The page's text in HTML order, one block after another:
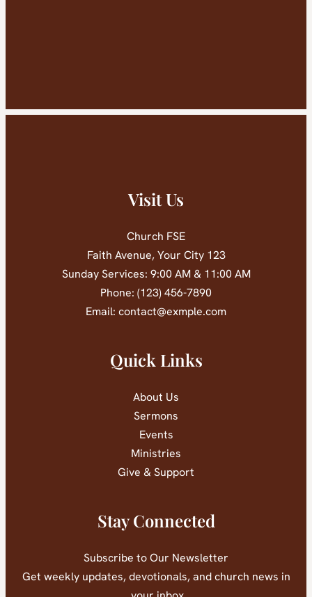
Visit Us
Church FSE
123 Faith Avenue, Your City
Sunday Services: 9:00 AM & 11:00 AM
Phone: (123) 456-7890
Email: contact@exmple.com
Quick Links
About Us
Sermons
Events
Ministries
Give & Support
Stay Connected
Subscribe to Our Newsletter
Get weekly updates, devotionals, and church news in